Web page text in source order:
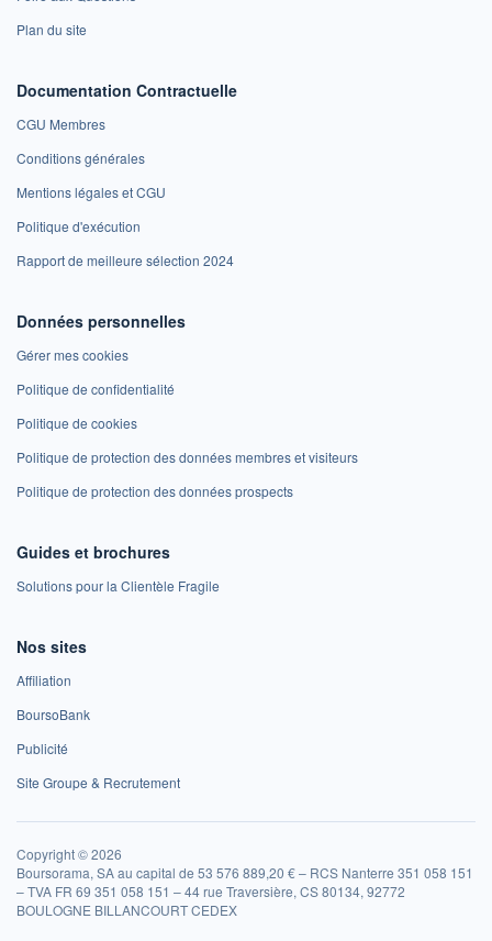
Plan du site
Documentation Contractuelle
CGU Membres
Conditions générales
Mentions légales et CGU
Politique d'exécution
Rapport de meilleure sélection 2024
Données personnelles
Gérer mes cookies
Politique de confidentialité
Politique de cookies
Politique de protection des données membres et visiteurs
Politique de protection des données prospects
Guides et brochures
Solutions pour la Clientèle Fragile
Nos sites
Affiliation
BoursoBank
Publicité
Site Groupe & Recrutement
Copyright © 2026
Boursorama, SA au capital de 53 576 889,20 € – RCS Nanterre 351 058 151
– TVA FR 69 351 058 151 – 44 rue Traversière, CS 80134, 92772
BOULOGNE BILLANCOURT CEDEX